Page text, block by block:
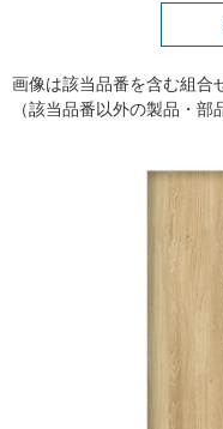
画像は該当品番を含む組合
（該当品番以外の製品・部